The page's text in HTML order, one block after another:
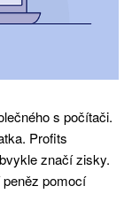
s počítači.
Profits
značí zisky.
pomocí